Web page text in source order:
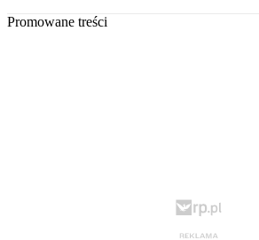
Promowane treści